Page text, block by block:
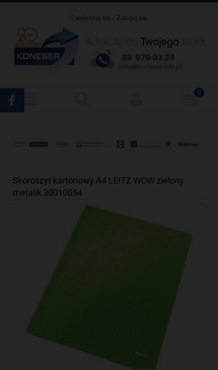
Zarejestruj się Zaloguj się
Skoroszyt kartonowy A4 LEITZ WOW zielony
metalik 30010054